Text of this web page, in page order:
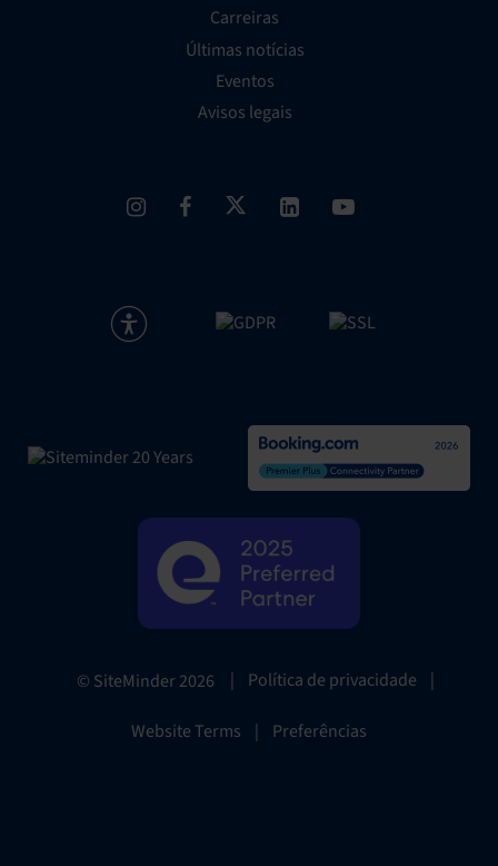
Carreiras
Últimas notícias
Eventos
Avisos legais
© SiteMinder2026 | Política de privacidade |
Website Terms | Preferências